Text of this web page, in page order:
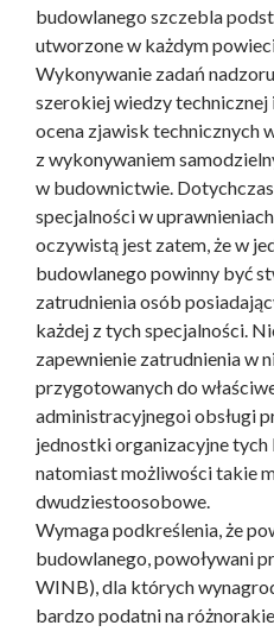
budowlanego szczebla
utworzone w każdym
Wykonywanie zadań
szerokiej wiedzy technicznej
ocena zjawisk technicznych
z wykonywaniem
w budownictwie.
specjalności w
oczywistą jest zatem, że w
budowlanego powinny być
zatrudnienia osób
każdej z tych specjalności.
zapewnienie zatrudnienia w
przygotowanych do
administracyjnegoi obsługi
jednostki organizacyjne tych
natomiast możliwości takie
dwudziestoosobowe.
Wymaga podkreślenia, że
budowlanego, powoływani
WINB), dla których
bardzo podatni na